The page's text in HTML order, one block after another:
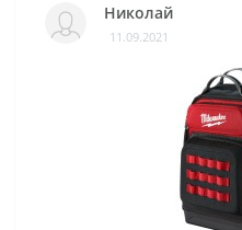
Николай
11.09.2021